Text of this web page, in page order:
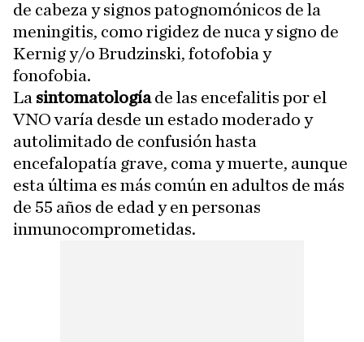
de cabeza y signos patognomónicos de la
meningitis, como rigidez de nuca y signo de
Kernig y/o Brudzinski, fotofobia y
fonofobia.
La sintomatologíade las encefalitis por el
VNO varía desde un estado moderado y
autolimitado de confusión hasta
encefalopatía grave, coma y muerte, aunque
esta última es más común en adultos de más
de 55 años de edad y en personas
inmunocomprometidas.